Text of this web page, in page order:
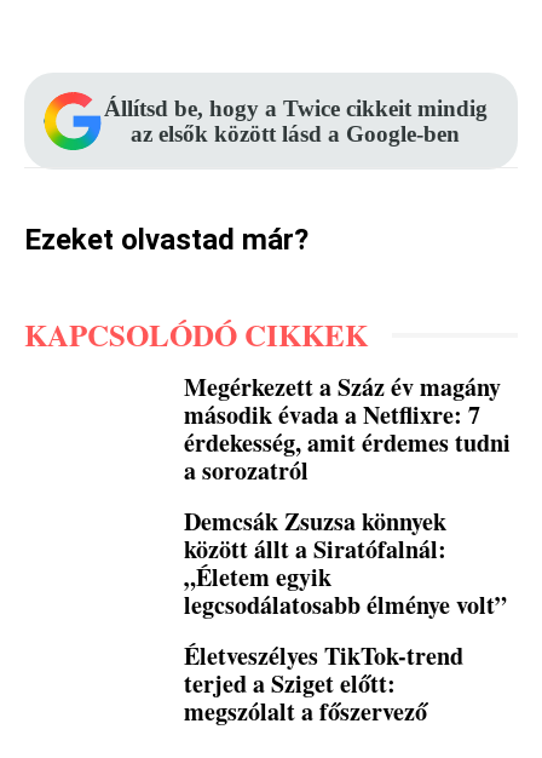
Állítsd be, hogy a Twice cikkeit mindig
az elsők között lásd a Google-ben
Ezeket olvastad már?
KAPCSOLÓDÓ CIKKEK
Megérkezett a Száz év magány
második évada a Netflixre: 7
érdekesség, amit érdemes tudni
a sorozatról
Demcsák Zsuzsa könnyek
között állt a Siratófalnál:
„Életem egyik
legcsodálatosabb élménye volt”
Életveszélyes TikTok-trend
terjed a Sziget előtt:
megszólalt a főszervező